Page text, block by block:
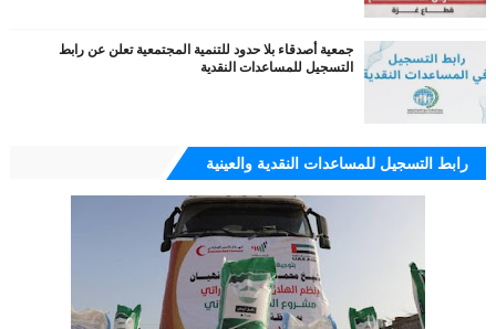
جمعية أصدقاء بلا حدود للتنمية المجتمعية تعلن عن رابط
التسجيل للمساعدات النقدية
رابط التسجيل للمساعدات النقدية والعينية